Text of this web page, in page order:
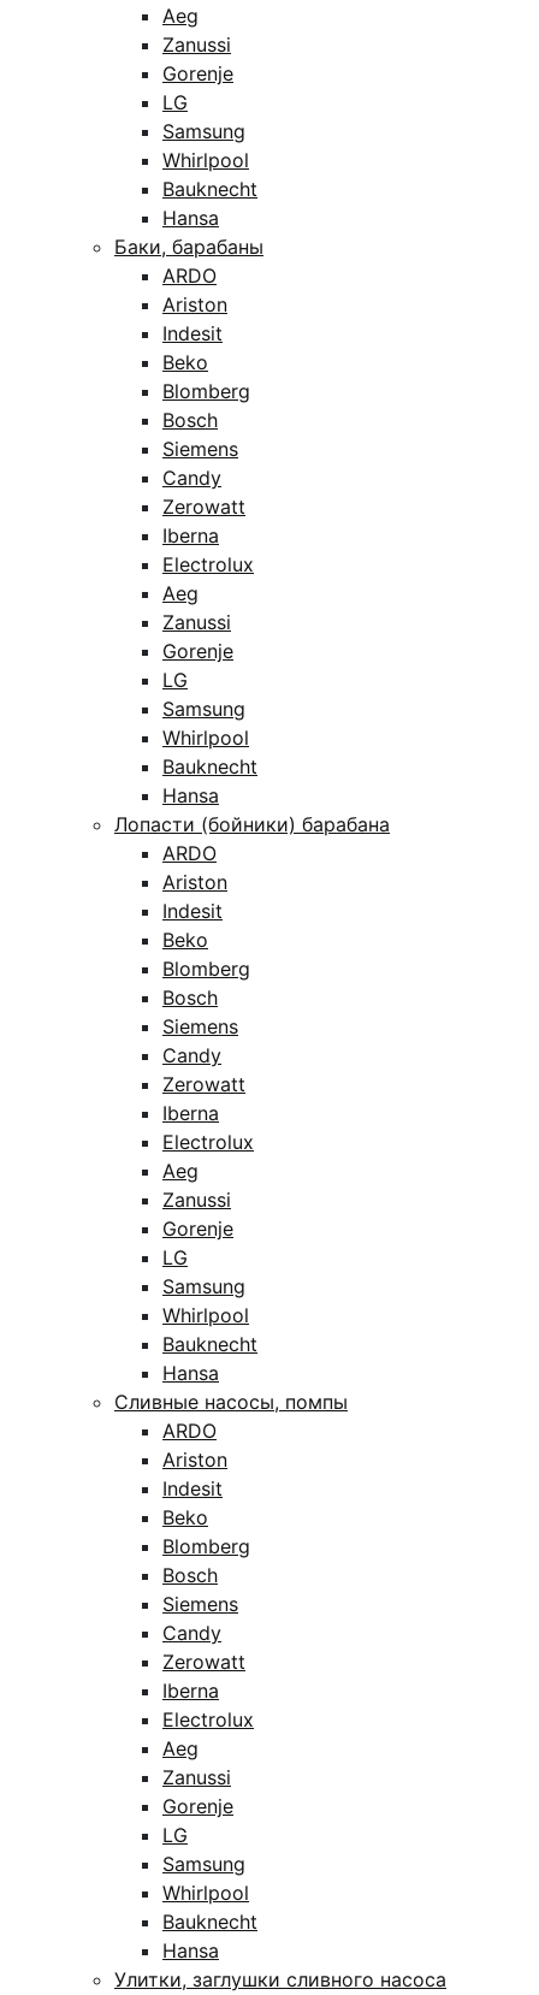
Aeg
Zanussi
Gorenje
LG
Samsung
Whirlpool
Bauknecht
Hansa
Баки, барабаны
ARDO
Ariston
Indesit
Beko
Blomberg
Bosch
Siemens
Candy
Zerowatt
Iberna
Electrolux
Aeg
Zanussi
Gorenje
LG
Samsung
Whirlpool
Bauknecht
Hansa
Лопасти (бойники) барабана
ARDO
Ariston
Indesit
Beko
Blomberg
Bosch
Siemens
Candy
Zerowatt
Iberna
Electrolux
Aeg
Zanussi
Gorenje
LG
Samsung
Whirlpool
Bauknecht
Hansa
Сливные насосы, помпы
ARDO
Ariston
Indesit
Beko
Blomberg
Bosch
Siemens
Candy
Zerowatt
Iberna
Electrolux
Aeg
Zanussi
Gorenje
LG
Samsung
Whirlpool
Bauknecht
Hansa
Улитки, заглушки сливного насоса